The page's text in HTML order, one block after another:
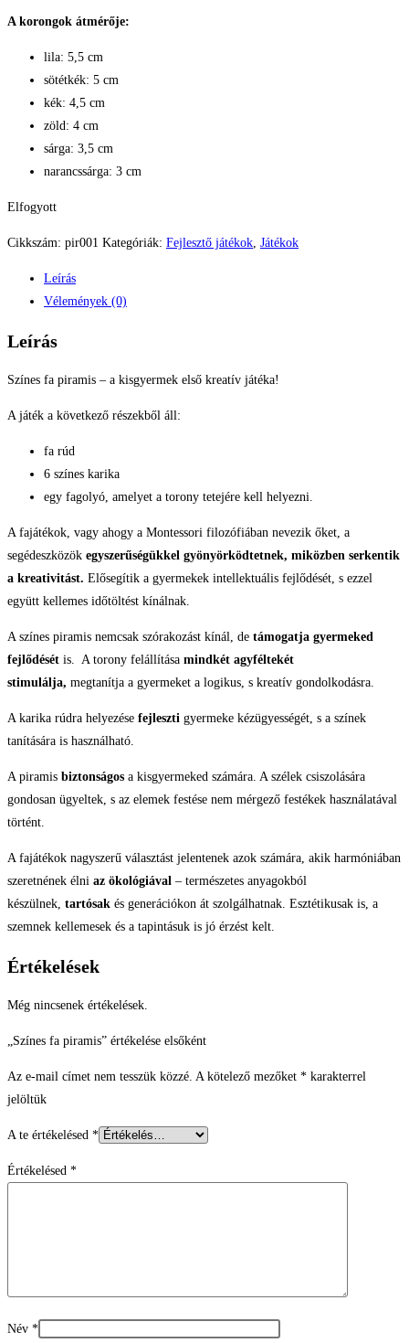
A korongok átmérője:
lila: 5,5 cm
sötétkék: 5 cm
kék: 4,5 cm
zöld: 4 cm
sárga: 3,5 cm
narancssárga: 3 cm
Elfogyott
Cikkszám: pir001 Kategóriák: Fejlesztő játékok Játékok
Leírás
Vélemények (0)
Leírás
Színes fa piramis – a kisgyermek első kreatív játéka!
A játék a következő részekből áll:
fa rúd
6 színes karika
egy fagolyó, amelyet a torony tetejére kell helyezni.
A fajátékok, vagy ahogy a Montessori filozófiában nevezik őket, a
segédeszközök egyszerűségükkel gyönyörködtetnek, miközben serkentik
a kreativitást. Elősegítik a gyermekek intellektuális fejlődését, s ezzel
együtt kellemes időtöltést kínálnak.
A színes piramis nemcsak szórakozást kínál, de támogatja gyermeked
fejlődését is. A torony felállítása mindkét agyféltekét
stimulálja, megtanítja a gyermeket a logikus, s kreatív gondolkodásra.
A karika rúdra helyezése fejleszti gyermeke kézügyességét, s a színek
tanítására is használható.
A piramis biztonságos a kisgyermeked számára. A szélek csiszolására
gondosan ügyeltek, s az elemek festése nem mérgező festékek használatával
történt.
A fajátékok nagyszerű választást jelentenek azok számára, akik harmóniában
szeretnének élni az ökológiával – természetes anyagokból
készülnek, tartósak és generációkon át szolgálhatnak. Esztétikusak is, a
szemnek kellemesek és a tapintásuk is jó érzést kelt.
Értékelések
Még nincsenek értékelések.
„Színes fa piramis” értékelése elsőként
Az e-mail címet nem tesszük közzé. A kötelező mezőket * karakterrel
jelöltük
A te értékelésed *
Értékelésed *
Név *